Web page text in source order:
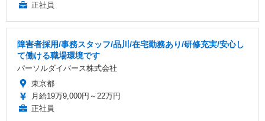
正社員
障害者採用/事務スタッフ/品川/在宅勤務あり/研修充実/安心し
て働ける職場環境です
パーソルダイバース株式会社
東京都
月給19万9,000円～22万円
正社員